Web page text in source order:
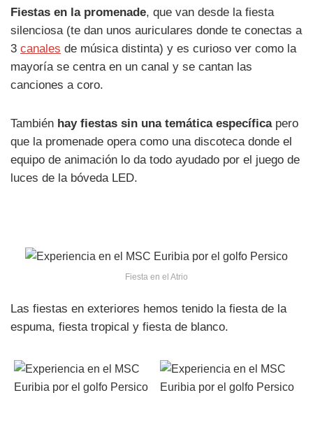
Fiestas en la promenade, que van desde la fiesta
silenciosa (te dan unos auriculares donde te conectas a
3 canales de música distinta) y es curioso ver como la
mayoría se centra en un canal y se cantan las
canciones a coro.
También hay fiestas sin una temática específicapero
que la promenade opera como una discoteca donde el
equipo de animación lo da todo ayudado por el juego de
luces de la bóveda LED.
Fiesta en el Atrio
Las fiestas en exteriores hemos tenido la fiesta de la
espuma, fiesta tropical y fiesta de blanco.